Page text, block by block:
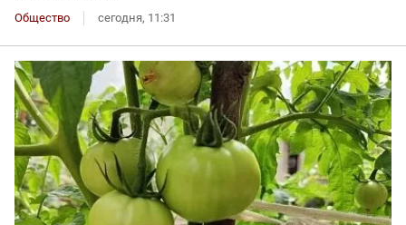
Общество сегодня, 11:31